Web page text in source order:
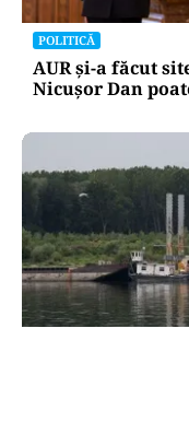
POLITICĂ
AUR și-a făcut
Nicușor Dan